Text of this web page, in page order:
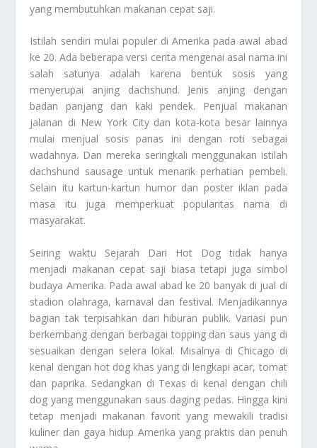
yang membutuhkan makanan cepat saji.
Istilah sendiri mulai populer di Amerika pada awal abad
ke 20. Ada beberapa versi cerita mengenai asal nama ini
salah satunya adalah karena bentuk sosis yang
menyerupai anjing dachshund. Jenis anjing dengan
badan panjang dan kaki pendek. Penjual makanan
jalanan di New York City dan kota-kota besar lainnya
mulai menjual sosis panas ini dengan roti sebagai
wadahnya. Dan mereka seringkali menggunakan istilah
dachshund sausage untuk menarik perhatian pembeli.
Selain itu kartun-kartun humor dan poster iklan pada
masa itu juga memperkuat popularitas nama di
masyarakat.
Seiring waktu Sejarah Dari Hot Dogtidak hanya
menjadi makanan cepat saji biasa tetapi juga simbol
budaya Amerika. Pada awal abad ke 20 banyak di jual di
stadion olahraga, karnaval dan festival. Menjadikannya
bagian tak terpisahkan dari hiburan publik. Variasi pun
berkembang dengan berbagai topping dan saus yang di
sesuaikan dengan selera lokal. Misalnya di Chicago di
kenal dengan hot dog khas yang di lengkapi acar, tomat
dan paprika. Sedangkan di Texas di kenal dengan chili
dog yang menggunakan saus daging pedas. Hingga kini
tetap menjadi makanan favorit yang mewakili tradisi
kuliner dan gaya hidup Amerika yang praktis dan penuh